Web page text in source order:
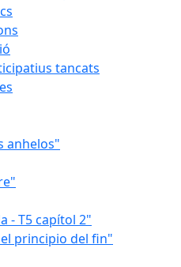
tancats
anhelos"
- T5 capítol 2"
principio del fin"